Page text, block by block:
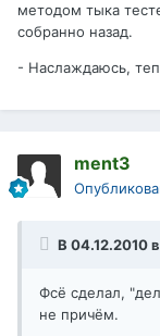
методом тыка
собранно назад.
- Наслаждаюсь,
ment3
В 04.12.2010
Фсё сделал,
не причём.